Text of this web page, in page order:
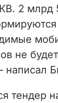
2 млрд
не
написал
тендер